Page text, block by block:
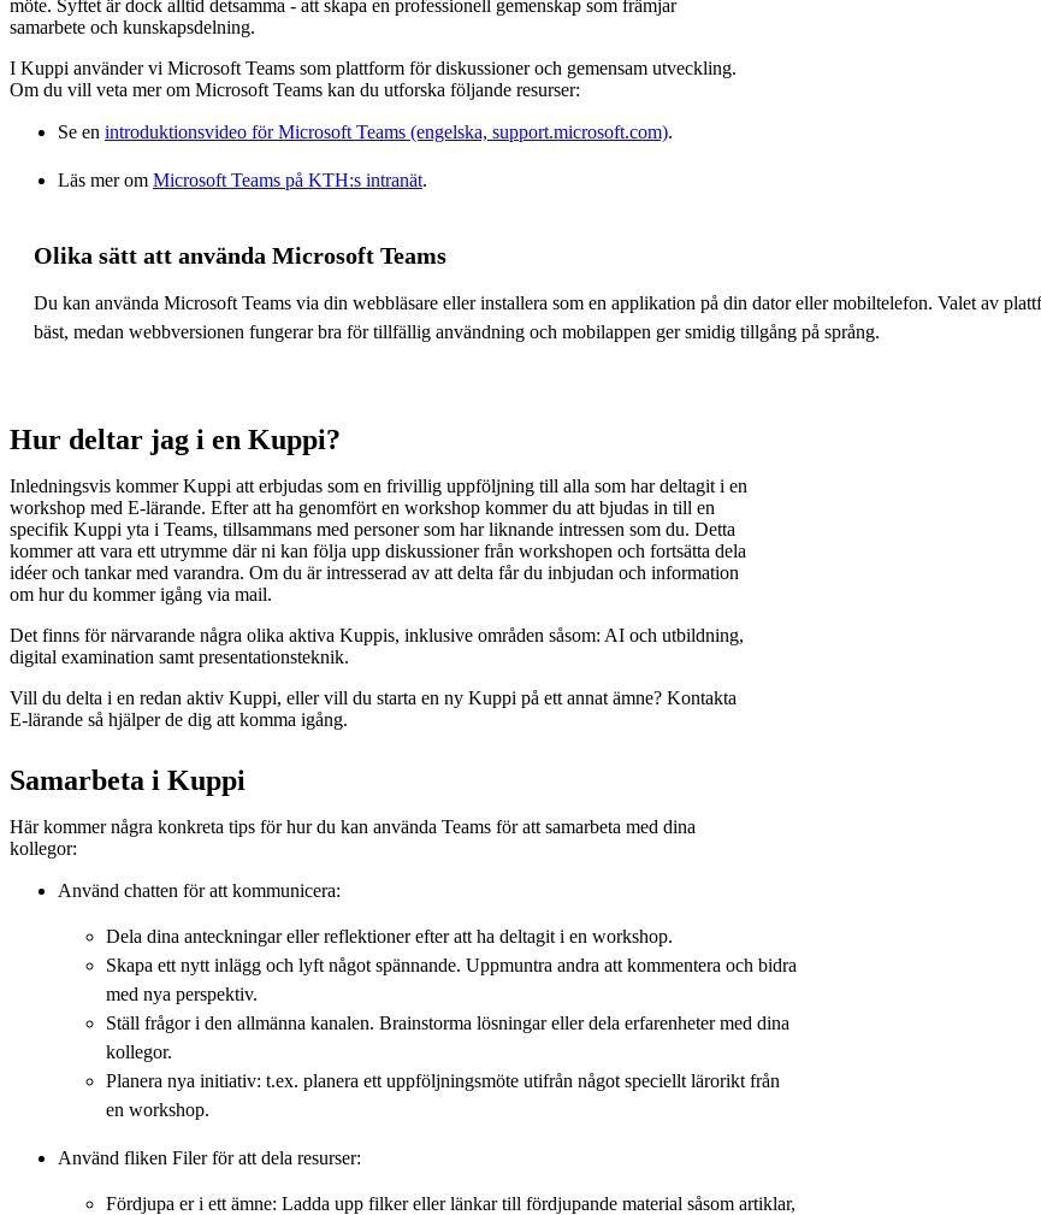
möte. Syftet är dock alltid detsamma - att skapa en professionell gemenskap som främjar
samarbete och kunskapsdelning.
I Kuppi använder vi Microsoft Teams som plattform för diskussioner och gemensam utveckling.
Om du vill veta mer om Microsoft Teams kan du utforska följande resurser:
Se en introduktionsvideo för Microsoft Teams (engelska, support.microsoft.com).
Läs mer om Microsoft Teams på KTH:s intranät.
Olika sätt att använda Microsoft Teams
Du kan använda Microsoft Teams via din webbläsare eller installera som en applikation på din dator eller mobiltelefon. Valet av
bäst, medan webbversionen fungerar bra för tillfällig användning och mobilappen ger smidig tillgång på språng.
Hur deltar jag i en Kuppi?
Inledningsvis kommer Kuppi att erbjudas som en frivillig uppföljning till alla som har deltagit i en
workshop med E-lärande. Efter att ha genomfört en workshop kommer du att bjudas in till en
specifik Kuppi yta i Teams, tillsammans med personer som har liknande intressen som du. Detta
kommer att vara ett utrymme där ni kan följa upp diskussioner från workshopen och fortsätta dela
idéer och tankar med varandra. Om du är intresserad av att delta får du inbjudan och information
om hur du kommer igång via mail.
Det finns för närvarande några olika aktiva Kuppis, inklusive områden såsom: AI och utbildning,
digital examination samt presentationsteknik.
Vill du delta i en redan aktiv Kuppi, eller vill du starta en ny Kuppi på ett annat ämne? Kontakta
E-lärande så hjälper de dig att komma igång.
Samarbeta i Kuppi
Här kommer några konkreta tips för hur du kan använda Teams för att samarbeta med dina
kollegor:
Använd chatten för att kommunicera:
Dela dina anteckningar eller reflektioner efter att ha deltagit i en workshop.
Skapa ett nytt inlägg och lyft något spännande. Uppmuntra andra att kommentera och bidra
med nya perspektiv.
Ställ frågor i den allmänna kanalen. Brainstorma lösningar eller dela erfarenheter med dina
kollegor.
Planera nya initiativ: t.ex. planera ett uppföljningsmöte utifrån något speciellt lärorikt från
en workshop.
Använd fliken Filer för att dela resurser:
Fördjupa er i ett ämne: Ladda upp filker eller länkar till fördjupande material såsom artiklar,